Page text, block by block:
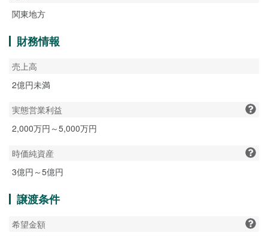
関東地方
財務情報
売上高
2億円未満
実態営業利益
2,000万円～5,000万円
時価純資産
3億円～5億円
譲渡条件
希望金額